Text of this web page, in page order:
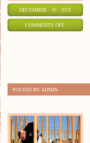
DECEMBER - 30 - 2025
COMMENTS OFFON
POSTED BY ADMIN